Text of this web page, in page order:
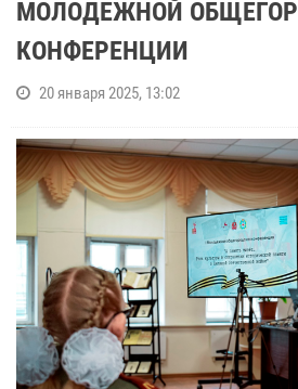
МОЛОДЕЖНОЙ
КОНФЕРЕНЦИИ
20 января 2025, 13:02